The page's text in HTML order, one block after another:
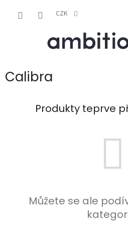
CZK
Calibra
Produkty teprve
Můžete se ale